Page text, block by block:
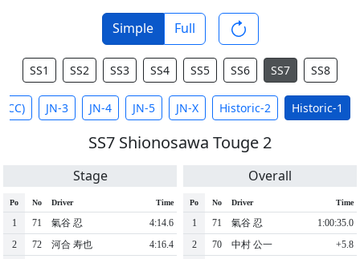
Simple Full
SS1 SS2 SS3 SS4 SS5 SS6 SS7 SS8
JN-3 JN-4 JN-5 JN-X Historic-2 Historic-1
SS7 Shionosawa Touge 2
Stage
Po No Driver Time
1 71 氣谷 忍
4:14.6
2
72 河合 寿也
4:16.4
Overall
Po No Driver Time
1 71 氣谷 忍
1:00:35.0
2
70 中村 公一
+5.8